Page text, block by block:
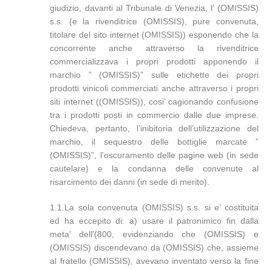
giudizio, davanti al Tribunale di Venezia, l’ (OMISSIS)
s.s. (e la rivenditrice (OMISSIS), pure convenuta,
titolare del sito internet (OMISSIS)) esponendo che la
concorrente anche attraverso la rivenditrice
commercializzava i propri prodotti apponendo il
marchio ” (OMISSIS)” sulle etichette dei propri
prodotti vinicoli commerciati anche attraverso i propri
siti internet ((OMISSIS)), cosi’ cagionando confusione
tra i prodotti posti in commercio dalle due imprese.
Chiedeva, pertanto, l’inibitoria dell’utilizzazione del
marchio, il sequestro delle bottiglie marcate ”
(OMISSIS)”, l’oscuramento delle pagine web (in sede
cautelare) e la condanna delle convenute al
risarcimento dei danni (in sede di merito).
1.1.La sola convenuta (OMISSIS) s.s. si e’ costituita
ed ha eccepito di: a) usare il patronimico fin dalla
meta’ dell'(800, evidenziando che (OMISSIS) e
(OMISSIS) discendevano da (OMISSIS) che, assieme
al fratello (OMISSIS), avevano inventato verso la fine